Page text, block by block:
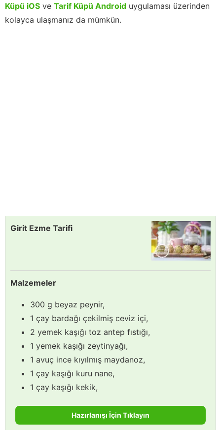
Küpü iOS ve Tarif Küpü Android uygulaması üzerinden
kolayca ulaşmanız da mümkün.
Girit Ezme Tarifi
Malzemeler
300 g beyaz peynir,
1 çay bardağı çekilmiş ceviz içi,
2 yemek kaşığı toz antep fıstığı,
1 yemek kaşığı zeytinyağı,
1 avuç ince kıyılmış maydanoz,
1 çay kaşığı kuru nane,
1 çay kaşığı kekik,
Hazırlanışı İçin Tıklayın